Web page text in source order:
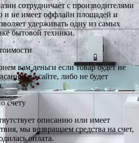
сотрудничает с производителями
и не имеет оффлайн площадей и
удерживать одну из самых
бытовой техники.
вам деньги если товар будет не
на сайте, либо не будет
счету
описанию или имеет
мы возвращаем средства на счет,
оплата.